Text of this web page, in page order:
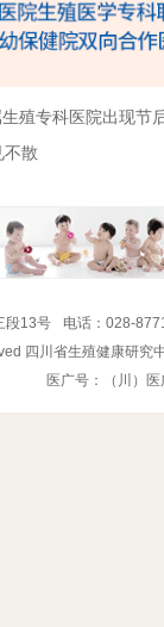
殖专科医院出现节
不散
段13号 电话：028-
四川省生殖健康研究
医广号：（川）